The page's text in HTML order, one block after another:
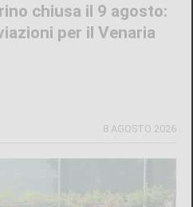
chiusa il 9 agosto:
per il Venaria
8 AGOSTO 2026